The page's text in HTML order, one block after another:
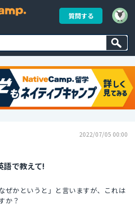
質問する
2022/07/05 00:00
語で教えて!
ぜかというと」と言いますが、これは
か？